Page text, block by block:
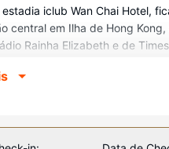
iclub Wan Chai Hotel,
central em Ilha de Hong Kong,
Rainha Elizabeth e de
de Happy Valley e a 1,4 km
casa num dos 99 quartos